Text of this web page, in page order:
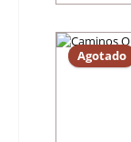
Agotado